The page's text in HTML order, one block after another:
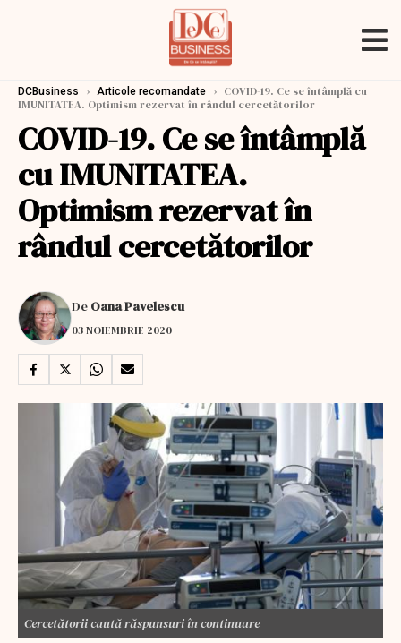
DCBusiness › Articole recomandate › COVID-19. Ce se întâmplă cu
IMUNITATEA. Optimism rezervat în rândul cercetătorilor
COVID-19. Ce se întâmplă
cu IMUNITATEA.
Optimism rezervat în
rândul cercetătorilor
De Oana Pavelescu
03 NOIEMBRIE 2020
Cercetătorii caută răspunsuri în continuare